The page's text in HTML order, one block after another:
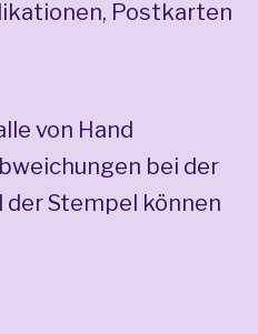
Postkarten
von Hand
bei der
der Stempel können